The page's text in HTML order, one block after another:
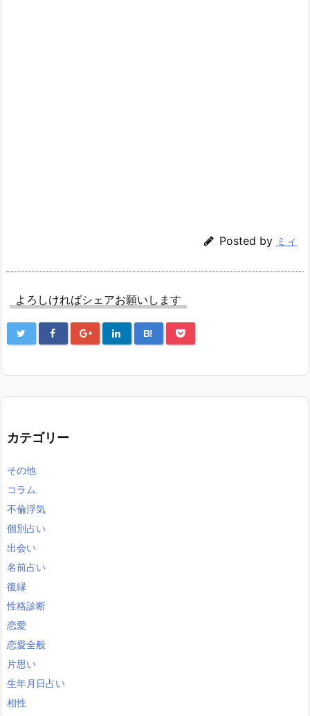
Posted by ミィ
よろしければシェアお願いします
B!
カテゴリー
その他
コラム
不倫浮気
個別占い
出会い
名前占い
復縁
性格診断
恋愛
恋愛全般
片思い
生年月日占い
相性